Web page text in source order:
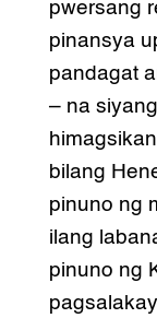
pwersang
pinansya
pandagat
– na
bilang
pinuno ng
ilang
pinuno ng